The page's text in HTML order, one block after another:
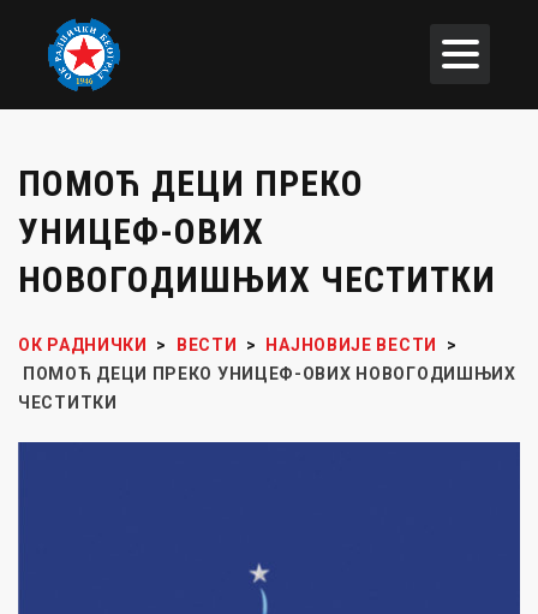
ПОМОЋ ДЕЦИ ПРЕКО
УНИЦЕФ-ОВИХ
НОВОГОДИШЊИХ ЧЕСТИТКИ
ОК РАДНИЧКИ > ВЕСТИ > НАЈНОВИЈЕ ВЕСТИ
>
ПОМОЋ ДЕЦИ ПРЕКО УНИЦЕФ-ОВИХ НОВОГОДИШЊИХ
ЧЕСТИТКИ